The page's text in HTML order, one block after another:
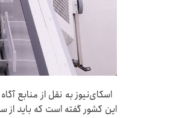
اسکای‌نیوز به نقل از منابع
این کشور گفته است که باید